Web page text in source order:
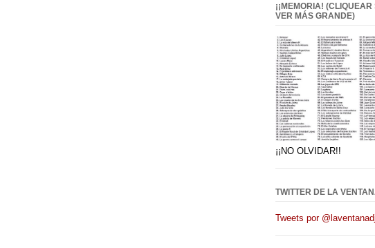
¡¡MEMORIA!
VER MÁS GRANDE)
¡¡NO OLVIDAR!!
TWITTER DE LA
Tweets por